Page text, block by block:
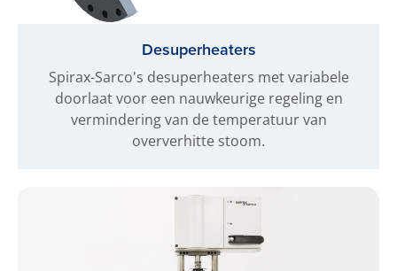
Desuperheaters
Spirax-Sarco's desuperheaters met variabele
doorlaat voor een nauwkeurige regeling en
vermindering van de temperatuur van
oververhitte stoom.